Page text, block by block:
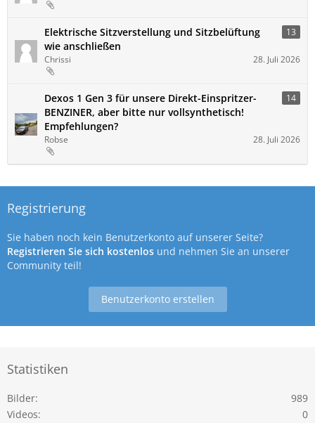
Elektrische Sitzverstellung und Sitzbelüftung
wie anschließen
13
Chrissi 28. Juli 2026
Dexos 1 Gen 3 für unsere Direkt-Einspritzer-
BENZINER, aber bitte nur vollsynthetisch!
Empfehlungen?
14
Robse 28. Juli 2026
Registrierung
Sie haben noch kein Benutzerkonto auf unserer Seite?
Registrieren Sie sich kostenlos und nehmen Sie an unserer
Community teil!
Benutzerkonto erstellen
Statistiken
Bilder
989
Videos
0